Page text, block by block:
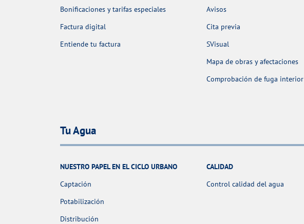
Bonificaciones y tarifas especiales
Factura digital
Entiende tu factura
Avisos
Cita previa
SVisual
Mapa de obras y afectaciones
Comprobación de fuga interior
Tu Agua
NUESTRO PAPEL EN EL CICLO URBANO
Captación
Potabilización
Distribución
CALIDAD
Control calidad del agua